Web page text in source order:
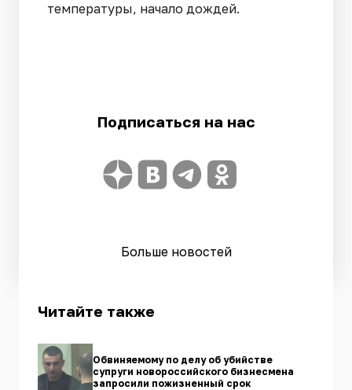
температуры, начало дождей.
Подписаться на нас
Больше новостей
Читайте также
Обвиняемому по делу об убийстве
супруги новороссийского бизнесмена
запросили пожизненный срок